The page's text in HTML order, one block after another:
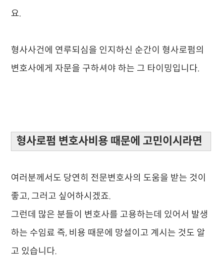
요.
형사사건에 연루되심을 인지하신 순간이 형사로펌의
변호사에게 자문을 구하셔야 하는 그 타이밍입니다.
형사로펌 변호사비용 때문에 고민이시라면
​여러분께서도 당연히 전문변호사의 도움을 받는 것이
좋고, 그러고 싶어하시겠죠.
그런데 많은 분들이 변호사를 고용하는데 있어서 발생
하는 수임료 즉, 비용 때문에 망설이고 계시는 것도 알
고 있습니다.